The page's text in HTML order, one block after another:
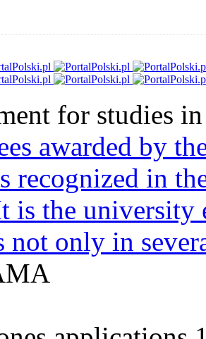
for studies
awarded by
recognized in
is the university
not only in